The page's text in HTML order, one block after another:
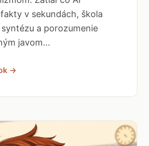
v sekundách, škola
a porozumenie
javom...
→